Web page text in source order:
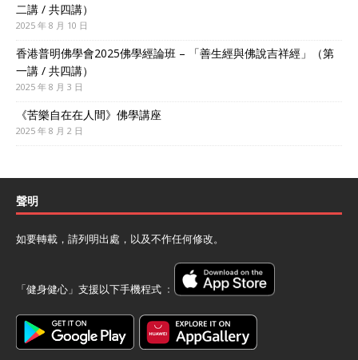
二講 / 共四講）
2025 年 8 月 10 日
香港普明佛學會2025佛學經論班 – 「善生經與佛說吉祥經」（第
一講 / 共四講）
2025 年 8 月 3 日
《苦樂自在在人間》佛學講座
2025 年 8 月 2 日
聲明
如要轉載，請列明出處，以及不作任何修改。
「健身健心」支援以下手機程式 ﹕